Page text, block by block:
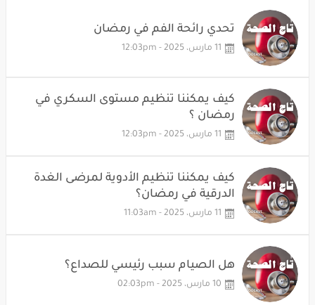
تحدي رائحة الفم في رمضان
11 مارس، 2025 - 12:03pm
كيف يمكننا تنظيم مستوى السكري في
رمضان ؟
11 مارس، 2025 - 12:03pm
كيف يمكننا تنظيم الأدوية لمرضى الغدة
الدرقية في رمضان؟
11 مارس، 2025 - 11:03am
هل الصيام سبب رئيسي للصداع؟
10 مارس، 2025 - 02:03pm